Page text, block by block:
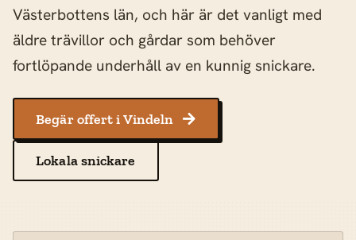
Västerbottens län, och här är det vanligt med
äldre trävillor och gårdar som behöver
fortlöpande underhåll av en kunnig snickare.
Begär offert i Vindeln 
Lokala snickare